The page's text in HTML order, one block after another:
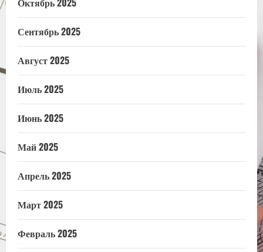
Сентябрь 2025
Август 2025
Июль 2025
Июнь 2025
Май 2025
Апрель 2025
Март 2025
Февраль 2025